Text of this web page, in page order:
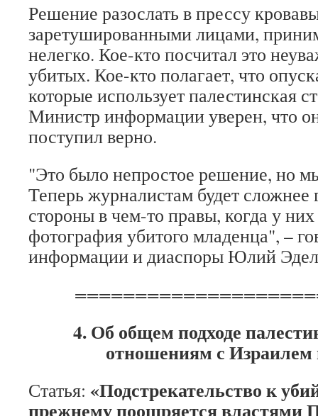
Решение разослать в прессу
заретушированными лицами,
нелегко. Кое-кто посчитал это
убитых. Кое-кто полагает, что
которые использует палестинская
Министр информации уверен, что
поступил верно.
"Это было непростое решение, но
Теперь журналистам будет сложнее
стороны в чем-то правы, когда у них
фотография убитого младенца", –
информации и диаспоры Юлий
4. Об общем подходе
отношениям с Израилем
Статья: «Подстрекательство к
прежнему поощряется властями